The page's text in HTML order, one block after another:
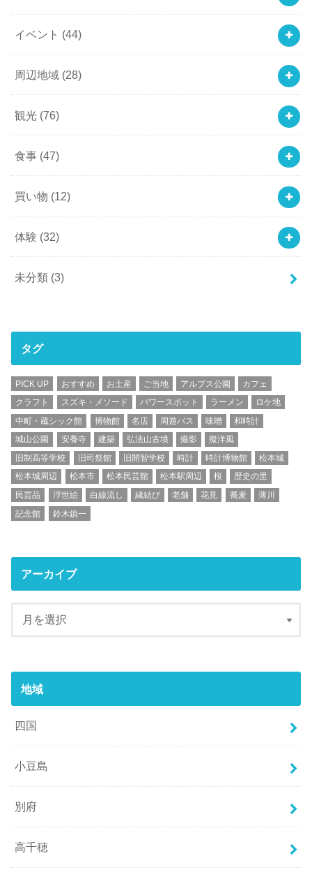
イベント (44)
周辺地域 (28)
観光 (76)
食事 (47)
買い物 (12)
体験 (32)
未分類 (3)
タグ
PICK UP おすすめ お土産 ご当地 アルプス公園
カフェ
クラフト
スズキ・メソード パワースポット ラーメン
ロケ地
中町・蔵シック館
博物館 名店 周遊バス 味噌
和時計
城山公園
安養寺 建築 弘法山古墳 撮影
擬洋風
旧制高等学校
旧司祭館 旧開智学校 時計 時計博物館
松本城
松本城周辺
松本市 松本民芸館 松本駅周辺 桜
歴史の里
民芸品
浮世絵 白線流し 縁結び 老舗 花見 蕎麦
薄川
記念館
鈴木鎮一
アーカイブ
地域
四国
小豆島
別府
高千穂